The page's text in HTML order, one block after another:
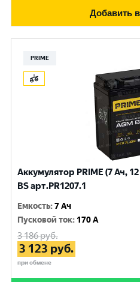
Добавить
PRIME
Аккумулятор PRIME (7 Ач,
BS арт.PR1207.1
Емкость:7 Ач
Пусковой ток: 170 A
3 186руб.
3 123 руб.
при обмене